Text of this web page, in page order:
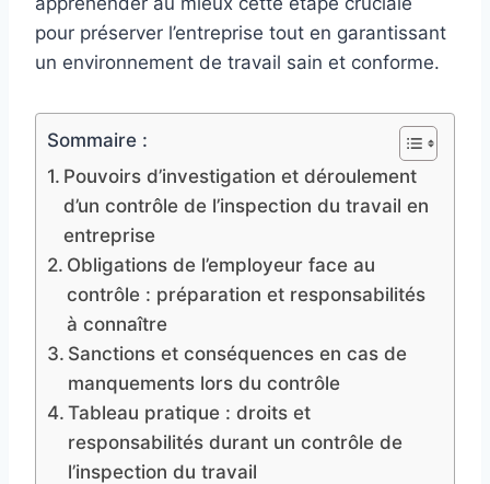
pour préserver l’entreprise tout en garantissant
un environnement de travail sain et conforme.
Sommaire :
Pouvoirs d’investigation et déroulement
d’un contrôle de l’inspection du travail en
entreprise
Obligations de l’employeur face au
contrôle : préparation et responsabilités
à connaître
Sanctions et conséquences en cas de
manquements lors du contrôle
Tableau pratique : droits et
responsabilités durant un contrôle de
l’inspection du travail